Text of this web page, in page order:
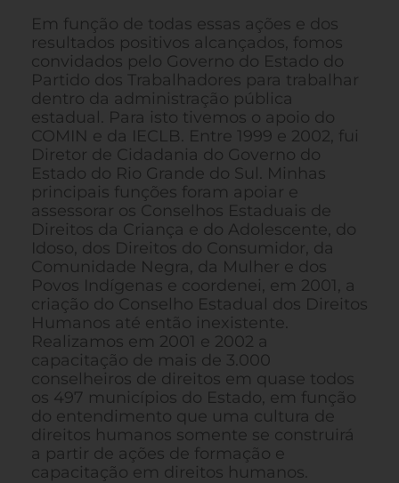
Em função de todas essas ações e dos
resultados positivos alcançados, fomos
convidados pelo Governo do Estado do
Partido dos Trabalhadores para trabalhar
dentro da administração pública
estadual. Para isto tivemos o apoio do
COMIN e da IECLB. Entre 1999 e 2002, fui
Diretor de Cidadania do Governo do
Estado do Rio Grande do Sul. Minhas
principais funções foram apoiar e
assessorar os Conselhos Estaduais de
Direitos da Criança e do Adolescente, do
Idoso, dos Direitos do Consumidor, da
Comunidade Negra, da Mulher e dos
Povos Indígenas e coordenei, em 2001, a
criação do Conselho Estadual dos Direitos
Humanos até então inexistente.
Realizamos em 2001 e 2002 a
capacitação de mais de 3.000
conselheiros de direitos em quase todos
os 497 municípios do Estado, em função
do entendimento que uma cultura de
direitos humanos somente se construirá
a partir de ações de formação e
capacitação em direitos humanos.